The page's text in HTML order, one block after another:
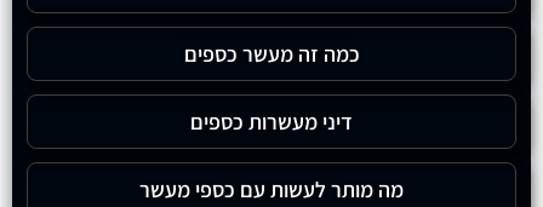
כמה זה מעשר כספים
דיני מעשרות כספים
מה מותר לעשות עם כספי מעשר